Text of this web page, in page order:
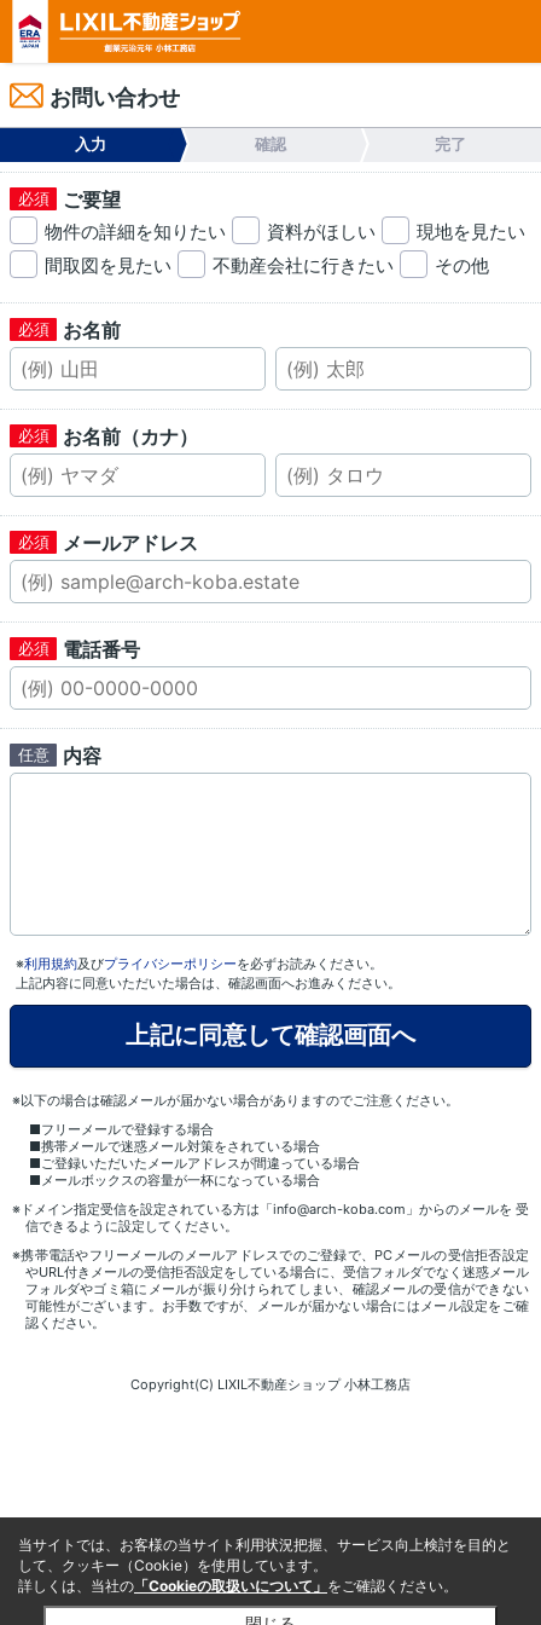
お問い合わせ
入力 確認 完了
ご要望
物件の詳細を知りたい 資料がほしい
現地を見たい
間取図を見たい
不動産会社に行きたい その他
お名前
お名前（カナ）
メールアドレス
電話番号
内容
※利用規約及びプライバシーポリシーを必ずお読みください。
上記内容に同意いただいた場合は、確認画面へお進みください。
※以下の場合は確認メールが届かない場合がありますのでご注意ください。
■フリーメールで登録する場合
■携帯メールで迷惑メール対策をされている場合
■ご登録いただいたメールアドレスが間違っている場合
■メールボックスの容量が一杯になっている場合
※ドメイン指定受信を設定されている方は「info@arch-koba.com」からのメールを 受
信できるように設定してください。
※携帯電話やフリーメールのメールアドレスでのご登録で、PCメールの受信拒否設定
やURL付きメールの受信拒否設定をしている場合に、受信フォルダでなく迷惑メール
フォルダやゴミ箱にメールが振り分けられてしまい、確認メールの受信ができない
可能性がございます。お手数ですが、メールが届かない場合にはメール設定をご確
認ください。
Copyright(C) LIXIL不動産ショップ 小林工務店
当サイトでは、お客様の当サイト利用状況把握、サービス向上検討を目的と
して、クッキー（Cookie）を使用しています。
詳しくは、当社の 「Cookieの取扱いについて」 をご確認ください。